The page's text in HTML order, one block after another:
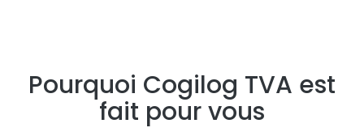
Pourquoi Cogilog TVA est
fait pour vous